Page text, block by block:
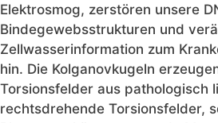
Elektrosmog, zerstören unsere
Bindegewebsstrukturen und
Zellwasserinformation zum
hin. Die Kolganovkugeln
Torsionsfelder aus pathologisch
rechtsdrehende Torsionsfelder,